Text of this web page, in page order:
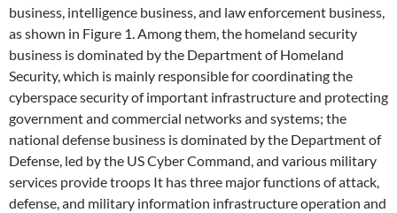
business, intelligence business, and law enforcement business,
as shown in Figure 1. Among them, the homeland security
business is dominated by the Department of Homeland
Security, which is mainly responsible for coordinating the
cyberspace security of important infrastructure and protecting
government and commercial networks and systems; the
national defense business is dominated by the Department of
Defense, led by the US Cyber Command, and various military
services provide troops It has three major functions of attack,
defense, and military information infrastructure operation and